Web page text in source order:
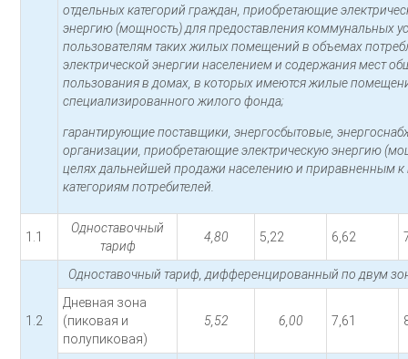
отдельных категорий граждан, приобретающие
энергию (мощность) для предоставления коммунальных
пользователям таких жилых помещений в объемах
электрической энергии населением и содержания мест
пользования в домах, в которых имеются жилые
специализированного жилого фонда;
гарантирующие поставщики, энергосбытовые,
организации, приобретающие электрическую энергию
целях дальнейшей продажи населению и приравненным к
категориям потребителей.
1.1
Одноставочный
тариф
4,80 5,22 6,62
1.2
Одноставочный тариф, дифференцированный по двум
Дневная зона
(пиковая и
полупиковая)
5,52 6,00 7,61